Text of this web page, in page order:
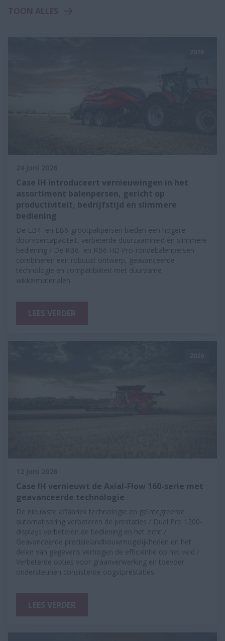
Case IH introduceert vernieuwingen in het
assortiment balenpersen, gericht op
productiviteit, bedrijfstijd en slimmere
bediening
De LB4- en LB6-grootpakpersen bieden een hogere
doorvoercapaciteit, verbeterde duurzaamheid en slimmere
bediening / De RB6- en RB6 HD Pro-rondebalenpersen
combineren een robuust ontwerp, geavanceerde
technologie en compatibiliteit met duurzame
wikkelmaterialen
Case IH vernieuwt de Axial-Flow 160-serie met
geavanceerde technologie
De nieuwste affabriek technologie en geïntegreerde
automatisering verbeteren de prestaties / Dual Pro 1200-
displays verbeteren de bediening en het zicht /
Geavanceerde precisielandbouwmogelijkheden en het
delen van gegevens verhogen de efficiëntie op het veld /
Verbeterde opties voor graanverwerking en toevoer
ondersteunen consistente oogstprestaties